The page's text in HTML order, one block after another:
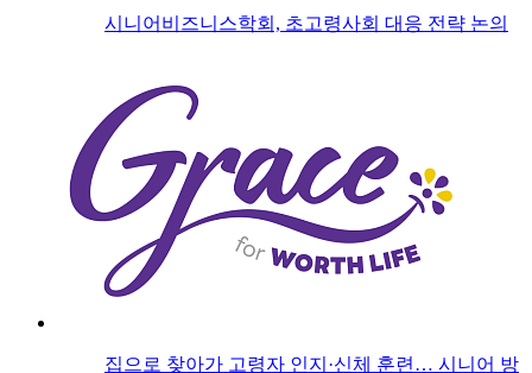
시니어비즈니스학회, 초고령사회 대응 전략 논의
집으로 찾아가 고령자 인지·신체 훈련… 시니어 방